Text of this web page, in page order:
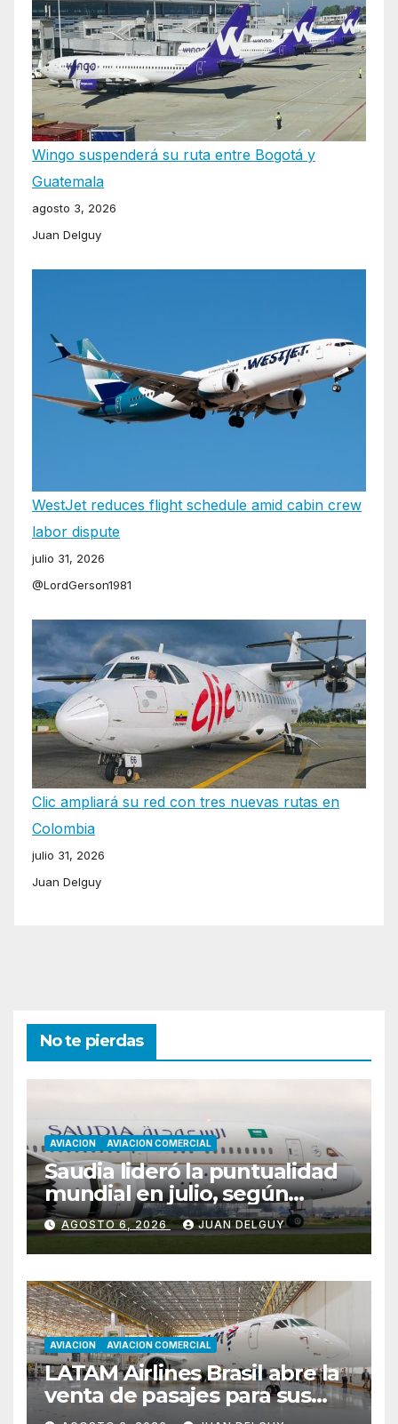
Wingo suspenderá su ruta entre Bogotá y
Guatemala
agosto 3, 2026
Juan Delguy
WestJet reduces flight schedule amid cabin crew
labor dispute
julio 31, 2026
@LordGerson1981
Clic ampliará su red con tres nuevas rutas en
Colombia
julio 31, 2026
Juan Delguy
No te pierdas
AVIACION AVIACION COMERCIAL
Saudia lideró la puntualidad
mundial en julio, según
Cirium
AGOSTO 6, 2026 JUAN DELGUY
AVIACION AVIACION COMERCIAL
LATAM Airlines Brasil abre la
venta de pasajes para sus
nuevos Embraer E195-E2 y